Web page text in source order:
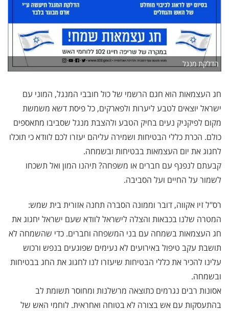
הדלקת מנגל
חג העצמאות הוא חגם הרשמי של כול חובבי המנגל, המוני עם
ישראל יוצאים לטבע ליערות ולפארקים, כל פיסת דשא משמשת
מקום לפיקניק נעים בחיק הטבע ולהצבת מנגל שסביבו מתאספים
כולם. הכרת כללי הבטיחות ושמירה עליהם יעזרו לכם לוודא כי תוכלו
לחגוג את יום העצמאות בבטיחות ובשמחה.
קבעתם לנפנף עם חברים או משפחה? תיהנו המון ואל תשכחו
לשמור על החיים ועל הסביבה.
רס"ל זיו אקווה, דובר וממונה הסברה תחנה אזורית בית שמש:
המטרה שלנו בכבאות והצלה לישראל לוודא שעם ישראל יחגוג את
חג העצמאות בשמחה עם בני המשפחה וחברים. כדי שהשמחה לא
תושבת עקב טיפול באירועים לא נעימים שפוגעים בנפש ורכוש
עלינו להכיר את כללי הבטיחות שיעזרו לנו לחגוג את החג בבטיחות
ובשמחה.
אסונות רבים נגרמים כתוצאה מרשלנות ומחוסר תשומת לב
בהתעסקות עם אש בצורה לא בטוחה ואחראית. לוחמי האש של